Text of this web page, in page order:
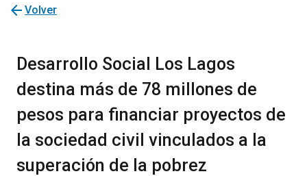
arrow_back Volver
Desarrollo Social Los Lagos
destina más de 78 millones de
pesos para financiar proyectos de
la sociedad civil vinculados a la
superación de la pobrez